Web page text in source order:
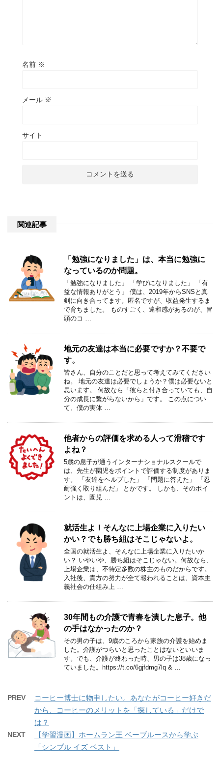
名前 ※
メール ※
サイト
関連記事
「勉強になりました」は、本当に勉強に
なっているのか問題。
「勉強になりました」 「学びになりました」 「有
益な情報ありがとう」 僕は、2019年からSNSと真
剣に向き合ってます。匿名ですが、収益発生するま
で育ちました。 ものすごく、違和感があるのが、冒
頭のコ …
地元の友達は本当に必要ですか？不要で
す。
皆さん、自分のことだと思って考えてみてください
ね。 地元の友達は必要でしょうか？僕は必要ないと
思います。 何故なら「彼らと付き合っていても、自
分の成長に繋がらないから」です。 この点につい
て、僕の実体 …
他者からの評価を求める人って滑稽です
よね？
5歳の息子が通うインターナショナルスクールで
は、先生が園児をポイントで評価する制度がありま
す。 「友達をヘルプした」 「問題に答えた」 「忍
耐強く取り組んだ」 とかです。 しかも、そのポイ
ントは、園児 …
就活生よ！そんなに上場企業に入りたい
かい？でも勝ち組はそこじゃないよ。
全国の就活生よ、そんなに上場企業に入りたいか
い？ いやいや、勝ち組はそこじゃない。何故なら、
上場企業は、不特定多数の株主のものだからです。
入社後、貴方の努力が全て報われることは、資本主
義社会の仕組み上 …
30年間もの介護で青春を潰した息子。他
の手はなかったのか？
その男の子は、9歳のころから家族の介護を始めま
した。介護がつらいと思ったことはないといいま
す。でも、介護が終わった時、男の子は38歳になっ
ていました。https://t.co/6gjfdmg7lq & …
PREV
コーヒー博士に物申したい。あなたがコーヒー好きだ
から、コーヒーのメリットを「探している」だけで
は？
NEXT
【学習漫画】ホームラン王 ベーブルースから学ぶ
「シンプル イズ ベスト」